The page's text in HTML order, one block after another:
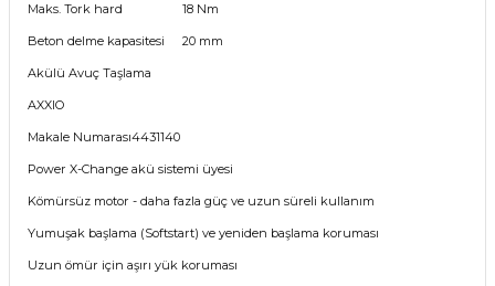
Maks. Tork hard 18 Nm
Beton delme kapasitesi 20 mm
Akülü Avuç Taşlama
AXXIO
Makale Numarası4431140
Power X-Change akü sistemi üyesi
Kömürsüz motor - daha fazla güç ve uzun süreli kullanım
Yumuşak başlama (Softstart) ve yeniden başlama koruması
Uzun ömür için aşırı yük koruması